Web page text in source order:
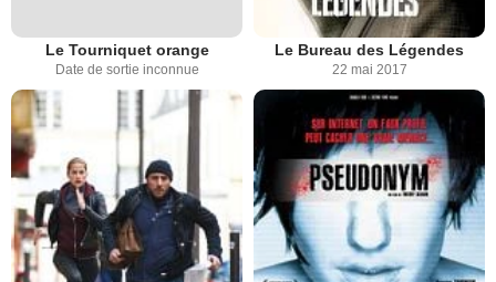
Le Tourniquet orange
Date de sortie inconnue
Le Bureau des Légendes
22 mai 2017